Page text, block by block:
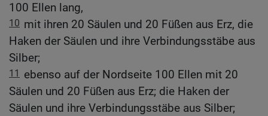
100 Ellen lang,
10 mit ihren 20 Säulen und 20 Füßen aus Erz, die
Haken der Säulen und ihre Verbindungsstäbe aus
Silber;
11
ebenso auf der Nordseite 100 Ellen mit 20
Säulen und 20 Füßen aus Erz; die Haken der
Säulen und ihre Verbindungsstäbe aus Silber;